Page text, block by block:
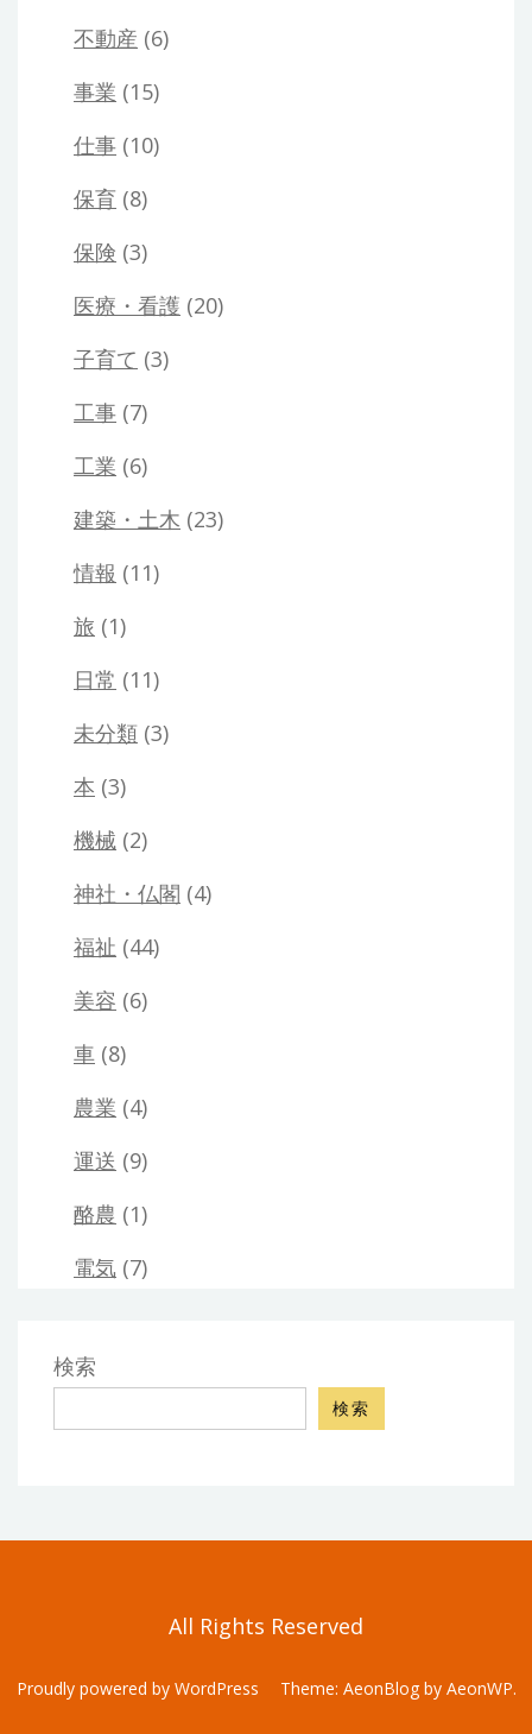
不動産 (6)
事業 (15)
仕事 (10)
保育 (8)
保険 (3)
医療・看護 (20)
子育て (3)
工事 (7)
工業 (6)
建築・土木 (23)
情報 (11)
旅 (1)
日常 (11)
未分類 (3)
本 (3)
機械 (2)
神社・仏閣 (4)
福祉 (44)
美容 (6)
車 (8)
農業 (4)
運送 (9)
酪農 (1)
電気 (7)
検索
検索
All Rights Reserved
Proudly powered by WordPress Theme: AeonBlog by AeonWP.